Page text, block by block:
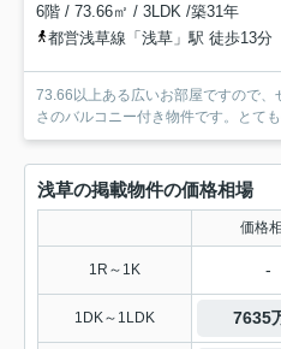
6階 / 73.66㎡ / 3LDK /築31年
都営浅草線「浅草」駅 徒歩13分
73.66以上ある広いお部屋ですので
さのバルコニー付き物件です。とて
浅草の掲載物件の価格相場
価格
1R～1K -
1DK～1LDK 7635